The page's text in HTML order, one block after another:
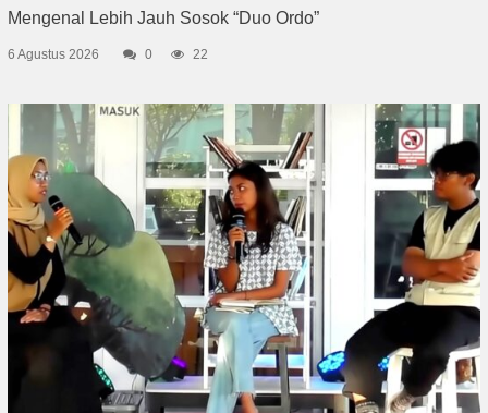
Mengenal Lebih Jauh Sosok “Duo Ordo”
6 Agustus 2026 0 22